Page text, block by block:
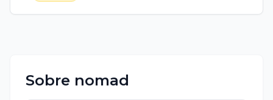
Sobre nomad